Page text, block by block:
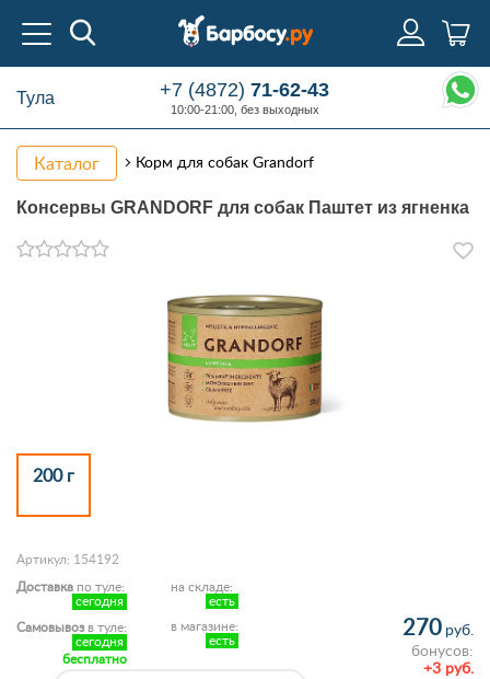
Тула +7 (4872)71-62-43
10:00-21:00, без выходных
Каталог Корм для собак Grandorf
Консервы GRANDORF для собак Паштет из ягненка
200 г
Артикул: 154192
на складе:
есть
в магазине:
есть
Доставка по туле:
сегодня
Самовывозв туле:
сегодня
бесплатно
270 руб.
бонусов:
+3 руб.